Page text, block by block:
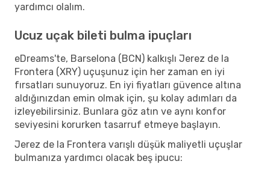
yardımcı olalım.
Ucuz uçak bileti bulma ipuçları
eDreams'te, Barselona (BCN) kalkışlı Jerez de la
Frontera (XRY) uçuşunuz için her zaman en iyi
fırsatları sunuyoruz. En iyi fiyatları güvence altına
aldığınızdan emin olmak için, şu kolay adımları da
izleyebilirsiniz. Bunlara göz atın ve aynı konfor
seviyesini korurken tasarruf etmeye başlayın.
Jerez de la Frontera varışlı düşük maliyetli uçuşlar
bulmanıza yardımcı olacak beş ipucu: